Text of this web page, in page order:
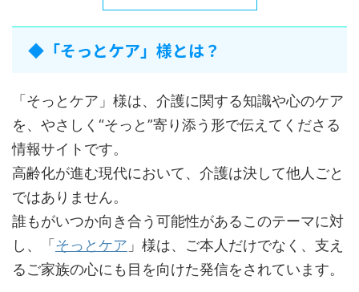
◆「そっとケア」様とは？
「そっとケア」様は、介護に関する知識や心のケア
を、やさしく“そっと”寄り添う形で伝えてくださる
情報サイトです。
高齢化が進む現代において、介護は決して他人ごと
ではありません。
誰もがいつか向き合う可能性があるこのテーマに対
し、「そっとケア 」様は、ご本人だけでなく、支え
るご家族の心にも目を向けた発信をされています。